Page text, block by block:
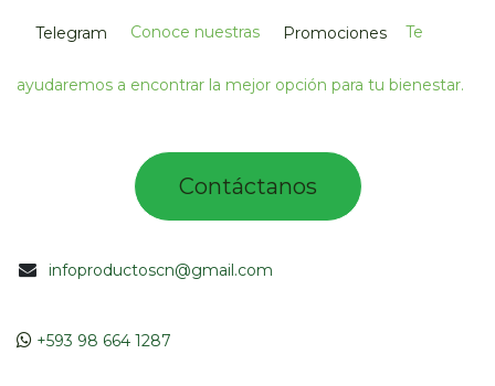
Telegram Conoce nuestras Promociones Te
ayudaremos a encontrar la mejor opción para tu bienestar.
infoproductoscn@gmail.com
+593 98 664 1287
Contác​tano​​​s​​​​​